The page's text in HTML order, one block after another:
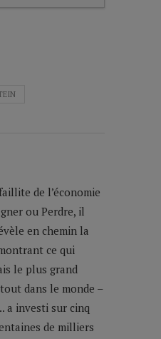
de l’économie
ou Perdre, il
en chemin la
ce qui
le plus grand
dans le monde –
a investi sur cinq
de milliers